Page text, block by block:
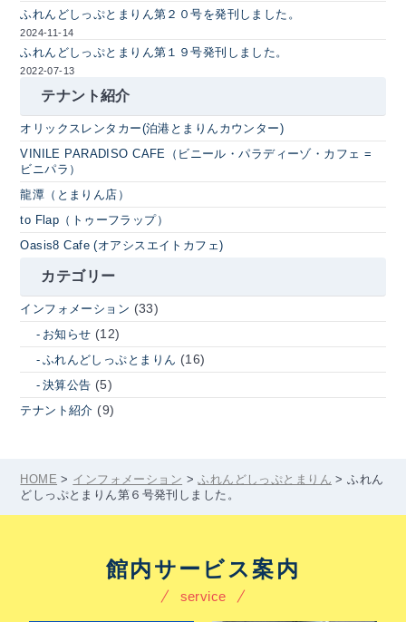
ふれんどしっぷとまりん第２０号を発刊しました。
2024-11-14
ふれんどしっぷとまりん第１９号発刊しました。
2022-07-13
テナント紹介
オリックスレンタカー(泊港とまりんカウンター)
VINILE PARADISO CAFE（ビニール・パラディーゾ・カフェ =
ビニパラ）
龍潭（とまりん店）
to Flap（トゥーフラップ）
Oasis8 Cafe (オアシスエイトカフェ)
カテゴリー
インフォメーション (33)
お知らせ (12)
ふれんどしっぷとまりん (16)
決算公告 (5)
テナント紹介 (9)
HOME > インフォメーション >ふれんどしっぷとまりん >ふれん
どしっぷとまりん第６号発刊しました。
館内サービス案内
service